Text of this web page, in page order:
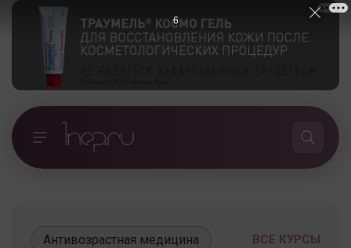
ВСЕ КУРСЫ
Антивозрастная медицина
5